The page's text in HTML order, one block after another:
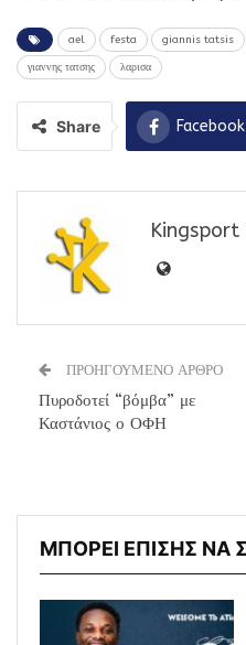
ael festa giannis tatsis
γιαννης τατσης λαρισα
Share Facebook
Kingsport
ΠΡΟΗΓΟΥΜΕΝΟ ΑΡΘΡΟ
Πυροδοτεί “βόμβα” με
Καστάνιος ο ΟΦΗ
ΜΠΟΡΕΙ ΕΠΙΣΗΣ ΝΑ